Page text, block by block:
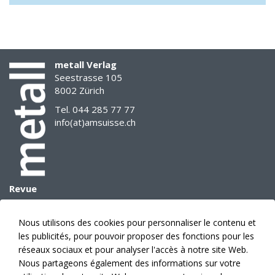
sans
produits
plus
récents
permettent
travailler
plus
rapidement,
plus
avec
plus
de
metall Verlag
Seestrasse 105
8002 Zürich
Tel. 044 285 77 77
info(at)amsuisse.ch
Revue
Archives
Données médias
Prévision des sujets
Annonces
Nous utilisons des cookies pour personnaliser le contenu et
les publicités, pour pouvoir proposer des fonctions pour les
réseaux sociaux et pour analyser l'accès à notre site Web.
Nous partageons également des informations sur votre